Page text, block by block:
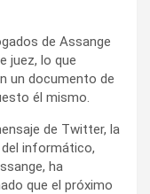
de Assange
juez, lo que
un documento de
él mismo.
de Twitter, la
informático,
ha
que el próximo